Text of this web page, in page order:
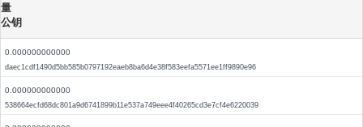
量
公钥
0.000000000000
daec1cdf1490d5bb585b0797192eaeb8ba6d4e38f583eefa5571ee1ff9890e96
0.000000000000
538664ecfd68dc801a9d6741899b11e537a749eee4f40265cd3e7cf4e6220039